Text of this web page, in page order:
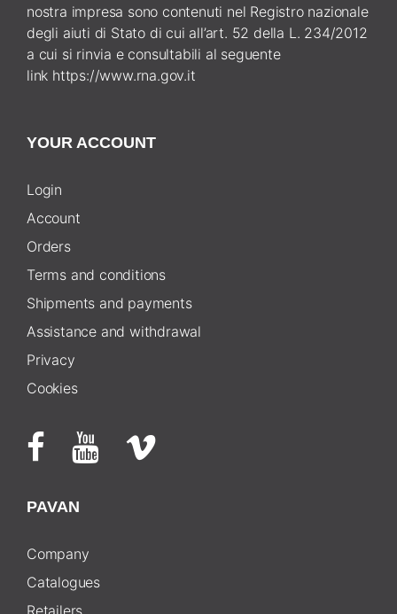
nostra impresa sono contenuti nel Registro nazionale
degli aiuti di Stato di cui all’art. 52 della L. 234/2012
a cui si rinvia e consultabili al seguente
link https://www.rna.gov.it
YOUR ACCOUNT
Login
Account
Orders
Terms and conditions
Shipments and payments
Assistance and withdrawal
Privacy
Cookies
PAVAN
Company
Catalogues
Retailers